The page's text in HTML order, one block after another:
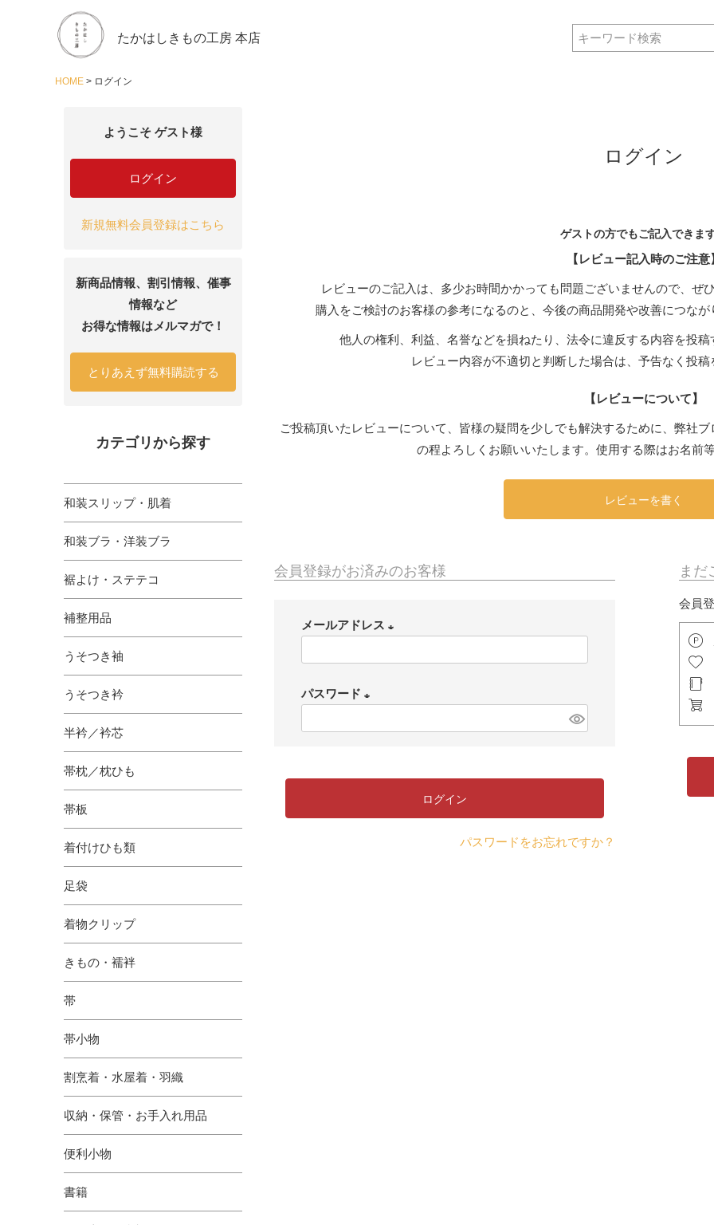
たかはしきもの工房 本店
HOME ログイン
ようこそ ゲスト様
ログイン
新規無料会員登録はこちら
新商品情報、割引情報、催事
情報など
お得な情報はメルマガで！
とりあえず無料購読する
カテゴリから探す
和装スリップ・肌着
和装ブラ・洋装ブラ
裾よけ・ステテコ
補整用品
うそつき袖
うそつき衿
半衿／衿芯
帯枕／枕ひも
帯板
着付けひも類
足袋
着物クリップ
きもの・襦袢
帯
帯小物
割烹着・水屋着・羽織
収納・保管・お手入れ用品
便利小物
書籍
ログイン
ゲストの方でもご記入できま
【レビュー記入時のご注意
レビューのご記入は、多少お時間かかっても問題ございませんので、ぜ
購入をご検討のお客様の参考になるのと、今後の商品開発や改善につな
他人の権利、利益、名誉などを損ねたり、法令に違反する内容を投
レビュー内容が不適切と判断した場合は、予告なく投
【レビューについて】
ご投稿頂いたレビューについて、皆様の疑問を少しでも解決するために、弊社
の程よろしくお願いいたします。使用する際はお名前
レビューを書く
会員登録がお済みのお客様
メールアドレス
パスワード
ログイン
パスワードをお忘れですか？
まだ
会員